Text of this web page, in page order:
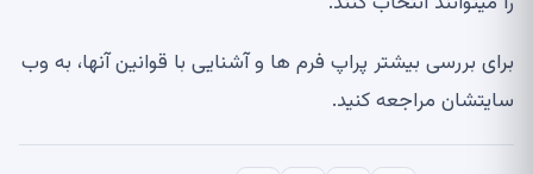
برای بررسی بیشتر پراپ فرم ها و آشنایی با قوانین آنها، به وب
سایتشان مراجعه کنید.